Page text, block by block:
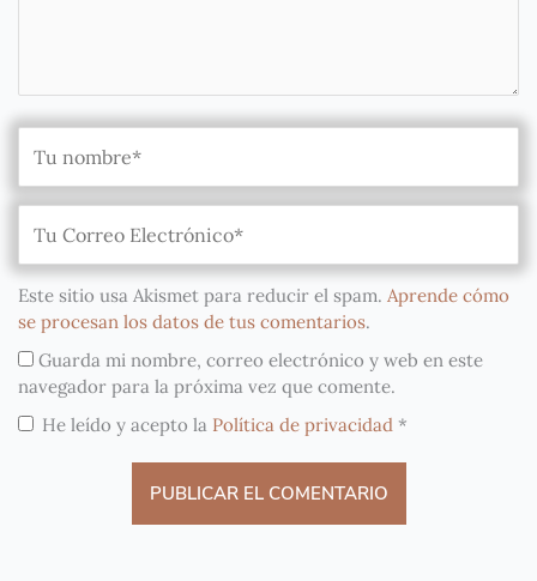
Este sitio usa Akismet para reducir el spam. Aprende cómo
se procesan los datos de tus comentarios.
Guarda mi nombre, correo electrónico y web en este
navegador para la próxima vez que comente.
He leído y acepto la Política de privacidad *